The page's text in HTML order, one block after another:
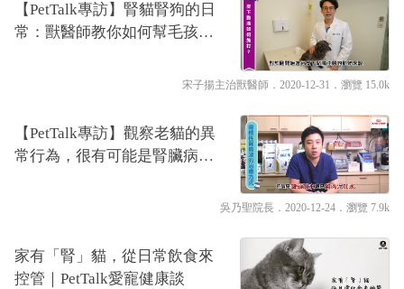
【PetTalk專訪】腎貓腎狗的日
常：獸醫師教你如何幫毛孩注
宋子揚主治獸醫師 ．2020-12-31． 瀏覽 15.0k
【PetTalk專訪】觀察老貓的異
常行為，很有可能是腎臟病的
吳乃聖院長 ．2020-12-24． 瀏覽 7.9k
家有「腎」貓，從日常飲食來
控管｜PetTalk愛寵健康談